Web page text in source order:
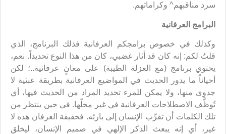
سرد مناقبهم^ وكراماتهم.
البرامج العرفانية
وكذلك في خصوص برامجكم العرفانية فذلك البرنامج، الذي
قلتُ لكم: إنه كان قد أثار غضبي، كان من هذا النوع تحديداً. نعم،
يحتوي برنامج (مع العزلة الطيبة) على معانٍ عرفانية..؛ لكن
أحياناً ما يدور الحديث في المواضيع العرفانية بطريقة عبثية لا
جدوى منها، ولا يمكن للمرء تحديد المراد من الحديث فيها، أي
تُوظَّف الاصطلاحات العرفانية في غير محلّها. في حين ينتظر من
تلك الكلمات أن تقرِّب الإنسان إلى بارئه. فحقيقة العرفان هذه لا
غير، أي إنه يبعث الذكر الإلهي في صميم الإنسان، ليخلق